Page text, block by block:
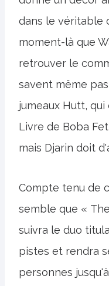
dans le véritable
moment-là que
retrouver le
savent même
jumeaux Hutt,
Livre de Boba
mais Djarin doit
Compte tenu de
semble que «
suivra le duo
pistes et rendra
personnes